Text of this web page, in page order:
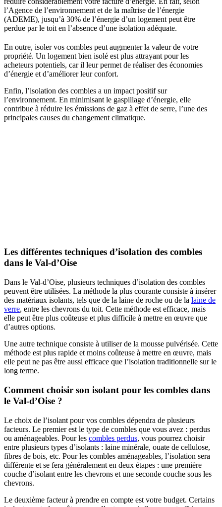
l’Agence de l’environnement et de la maîtrise de l’énergie
(ADEME), jusqu’à 30% de l’énergie d’un logement peut être
perdue par le toit en l’absence d’une isolation adéquate.
En outre, isoler vos combles peut augmenter la valeur de votre
propriété. Un logement bien isolé est plus attrayant pour les
acheteurs potentiels, car il leur permet de réaliser des économies
d’énergie et d’améliorer leur confort.
Enfin, l’isolation des combles a un impact positif sur
l’environnement. En minimisant le gaspillage d’énergie, elle
contribue à réduire les émissions de gaz à effet de serre, l’une des
principales causes du changement climatique.
Les différentes techniques d’isolation des combles
dans le Val-d’Oise
Dans le Val-d’Oise, plusieurs techniques d’isolation des combles
peuvent être utilisées. La méthode la plus courante consiste à insérer
des matériaux isolants, tels que de la laine de roche ou de la laine de
verre, entre les chevrons du toit. Cette méthode est efficace, mais
elle peut être plus coûteuse et plus difficile à mettre en œuvre que
d’autres options.
Une autre technique consiste à utiliser de la mousse pulvérisée. Cette
méthode est plus rapide et moins coûteuse à mettre en œuvre, mais
elle peut ne pas être aussi efficace que l’isolation traditionnelle sur le
long terme.
Comment choisir son isolant pour les combles dans
le Val-d’Oise ?
Le choix de l’isolant pour vos combles dépendra de plusieurs
facteurs. Le premier est le type de combles que vous avez : perdus
ou aménageables. Pour les combles perdus, vous pourrez choisir
entre plusieurs types d’isolants : laine minérale, ouate de cellulose,
fibres de bois, etc. Pour les combles aménageables, l’isolation sera
différente et se fera généralement en deux étapes : une première
couche d’isolant entre les chevrons et une seconde couche sous les
chevrons.
Le deuxième facteur à prendre en compte est votre budget. Certains